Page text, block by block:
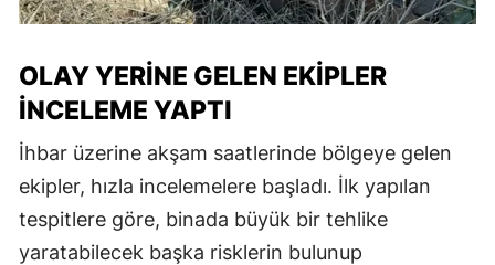
OLAY YERINE GELEN EKIPLER
İNCELEME YAPTI
İhbar üzerine akşam saatlerinde bölgeye gelen
ekipler, hızla incelemelere başladı. İlk yapılan
tespitlere göre, binada büyük bir tehlike
yaratabilecek başka risklerin bulunup